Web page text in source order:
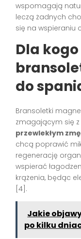
wspomagają
leczą żadnych
się na wspieraniu
Dla
do
Bransoletki
zmagającym się z
przewlekłym
chcą poprawić
regenerację
wspierać
krążenia, będąc
[4] .
Jakie
po kilku